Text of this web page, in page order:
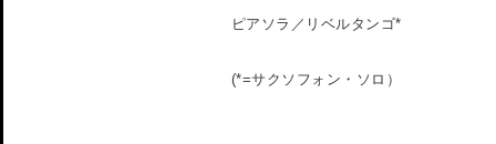
ピアソラ／リベルタンゴ*
(*=サクソフォン・ソロ）